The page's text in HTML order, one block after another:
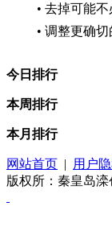
• 去掉可能
• 调整更确
今日排行
本周排行
本月排行
网站首页 | 用户
版权所：秦皇岛滦